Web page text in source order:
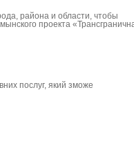
района и области, чтобы
проекта
послуг, який зможе